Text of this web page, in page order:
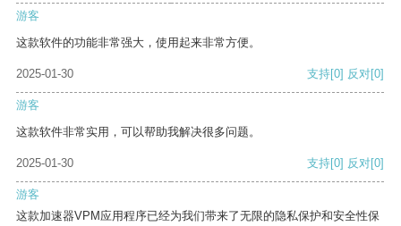
游客
这款软件的功能非常强大，使用起来非常方便。
2025-01-30 支持[0] 反对[0]
游客
这款软件非常实用，可以帮助我解决很多问题。
2025-01-30 支持[0] 反对[0]
游客
这款加速器VPM应用程序已经为我们带来了无限的隐私保护和安全性保